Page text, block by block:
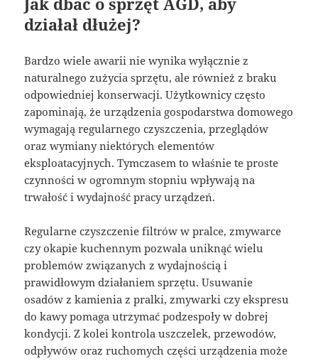
działał dłużej?
Bardzo wiele awarii nie wynika wyłącznie z
naturalnego zużycia sprzętu, ale również z braku
odpowiedniej konserwacji. Użytkownicy często
zapominają, że urządzenia gospodarstwa domowego
wymagają regularnego czyszczenia, przeglądów
oraz wymiany niektórych elementów
eksploatacyjnych. Tymczasem to właśnie te proste
czynności w ogromnym stopniu wpływają na
trwałość i wydajność pracy urządzeń.
Regularne czyszczenie filtrów w pralce, zmywarce
czy okapie kuchennym pozwala uniknąć wielu
problemów związanych z wydajnością i
prawidłowym działaniem sprzętu. Usuwanie
osadów z kamienia z pralki, zmywarki czy ekspresu
do kawy pomaga utrzymać podzespoły w dobrej
kondycji. Z kolei kontrola uszczelek, przewodów,
odpływów oraz ruchomych części urządzenia może